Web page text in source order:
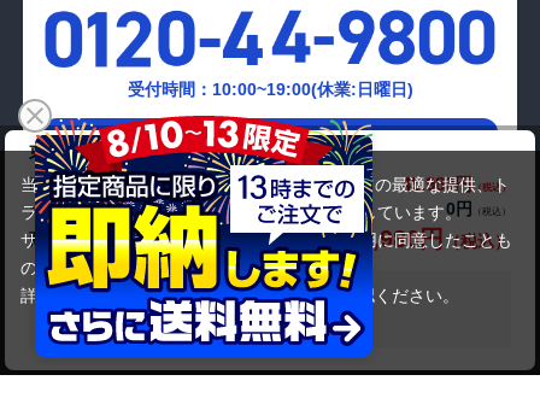
東芝 dynabook T451/35DW
商品価格(税込) 45,980円
オプション小計価格(税込)
0円
商品合計価格(税込)
45,980円
在庫がありません
受付時間：10:00~19:00(休業:日曜日)
メールでの
お問い合わせはこちら
Copyright(c)2024 mediator Co., Ltd. ALL Rights Reserved
当サイトでは利用体験の向上およびコンテンツの最適な提供、ト
ラフィックの分析を目的としてCookieを使用しています。
サイトの閲覧を継続された場合、Cookieの利用に同意したことも
のといたします。
詳細については
プライバシーポリシーをご確認ください。
承諾する